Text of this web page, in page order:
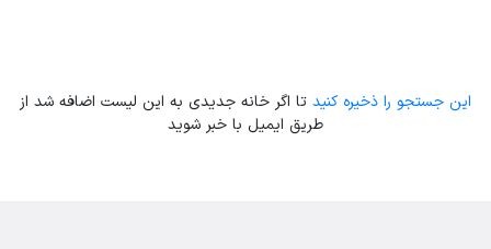
این جستجو را ذخیره کنید تا اگر خانه جدیدی به این لیست اضافه شد از
طریق ایمیل با خبر شوید